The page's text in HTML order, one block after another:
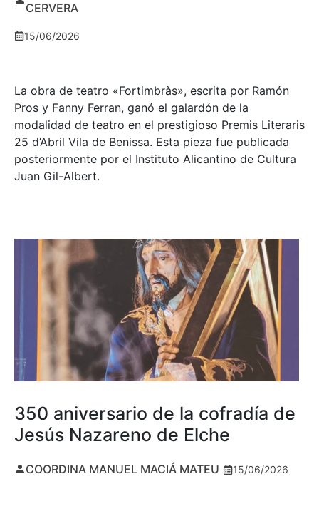
CERVERA
15/06/2026
La obra de teatro «Fortimbràs», escrita por Ramón
Pros y Fanny Ferran, ganó el galardón de la
modalidad de teatro en el prestigioso Premis Literaris
25 d’Abril Vila de Benissa. Esta pieza fue publicada
posteriormente por el Instituto Alicantino de Cultura
Juan Gil-Albert.
350 aniversario de la cofradía de
Jesús Nazareno de Elche
COORDINA MANUEL MACIÁ MATEU 15/06/2026